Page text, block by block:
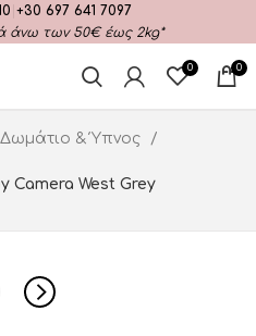
+30 697 641 7097
άνω των 50€ έως 2kg*
0 0
Δωμάτιο & Ύπνος
Camera West Grey